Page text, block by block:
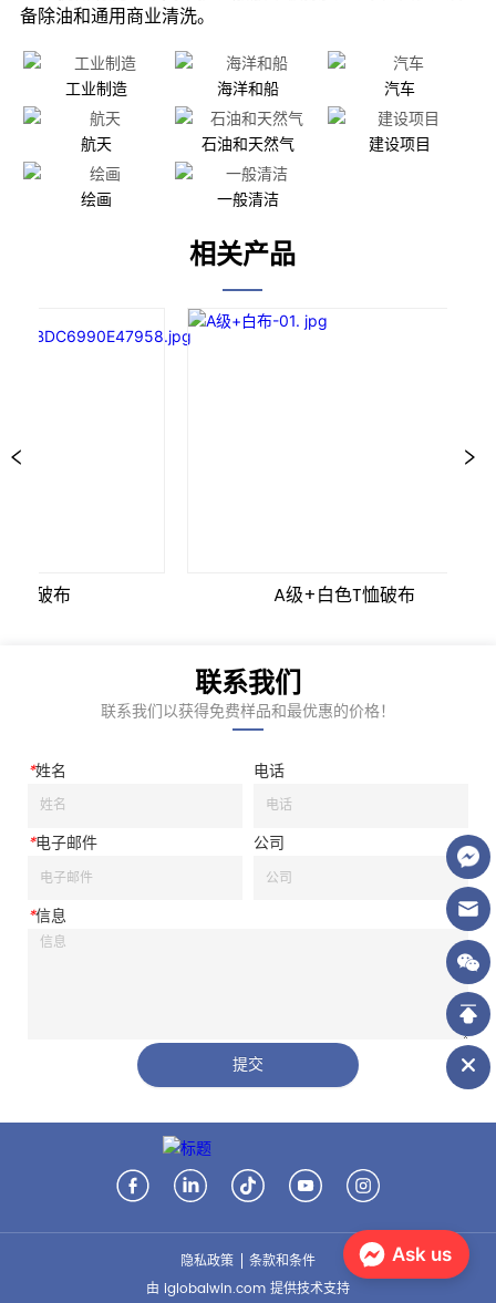
工业制造 海洋和船 汽车
航天 石油和天然气 建设项目
绘画 一般清洁
相关产品
破布 A级+白色T恤破布
联系我们
联系我们以获得免费样品和最优惠的价格！
*姓名 电话
*电子邮件 公司
*信息
提交
隐私政策
条款和条件
由 iglobalwin.com 提供技术支持
Ask us